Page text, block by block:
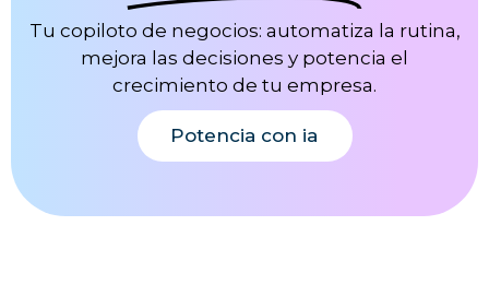
Tu copiloto de negocios: automatiza la rutina,
mejora las decisiones y potencia el
crecimiento de tu empresa.
Potencia con ia